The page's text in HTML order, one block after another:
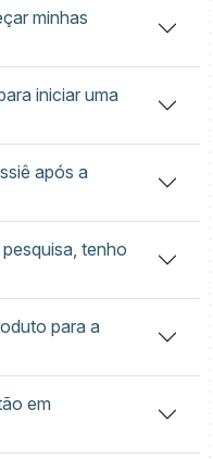
minhas
iniciar uma
após a
tenho
para a
em